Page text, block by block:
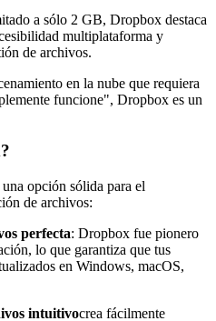
a sólo 2 GB, Dropbox destaca
multiplataforma y
de archivos.
en la nube que requiera
funcione", Dropbox es un
opción sólida para el
de archivos:
perfecta: Dropbox fue pionero
lo que garantiza que tus
en Windows, macOS,
intuitivocrea fácilmente